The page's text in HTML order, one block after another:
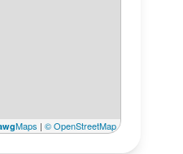
Maps | © OpenStreetMap